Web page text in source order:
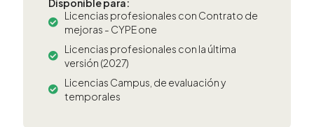
Disponible para:
Licencias profesionales con Contrato de
mejoras - CYPE one
Licencias profesionales con la última
versión (2027)
Licencias Campus, de evaluación y
temporales